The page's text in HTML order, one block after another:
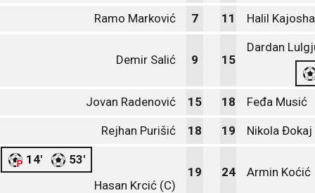
Ramo Marković 7 11 Halil
Demir Salić 9 15
Dardan
Jovan Radenović 15 18 Feđa Musić
Rejhan Purišić 18 19 Nikola Đokaj
14'
53'
Hasan Krcić (C)
19 24 Armin Koćić